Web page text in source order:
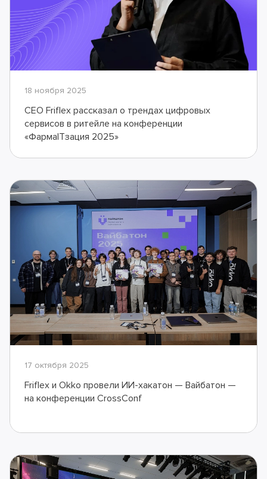
18 ноября 2025
CEO Friflex рассказал о трендах цифровых
сервисов в ритейле на конференции
«ФармаITзация 2025»
17 октября 2025
Friflex и Okko провели ИИ-хакатон — Вайбатон —
на конференции CrossConf